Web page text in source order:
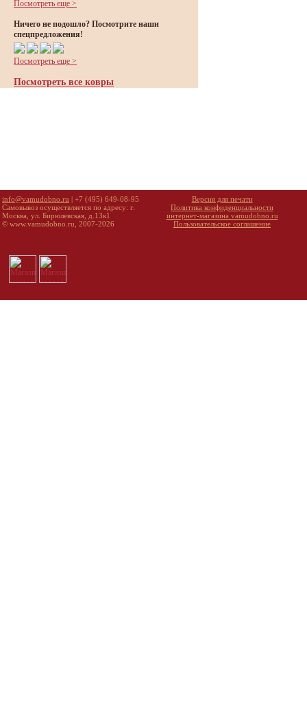
Посмотреть еще >
Ничего не подошло? Посмотрите наши
спецпредложения!
Посмотреть еще >
Посмотреть все ковры
info@vamudobno.ru | +7 (495) 649-08-95
Самовывоз осуществляется по адресу: г.
Москва, ул. Бирюлевская, д.13к1
© www.vamudobno.ru, 2007-2026
Версия для печати
Политика конфиденциальности
интернет-магазина vamudobno.ru
Пользовательское соглашение